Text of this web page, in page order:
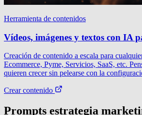
Herramienta de contenidos
Vídeos, imágenes y textos con IA
Creación de contenido a escala para
Ecommerce, Pyme, Servicios, SaaS, etc.
quieren crecer sin pelearse con la
Crear contenido
Prompts estrategia